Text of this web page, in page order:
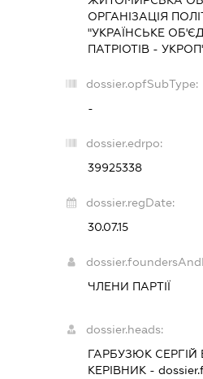
ОРГАНІЗАЦІЯ
"УКРАЇНСЬКЕ
ПАТРІОТІВ -
dossier.opfSubType:
-
dossier.edrpo:
39925338
dossier.regDate:
30.07.15
ЧЛЕНИ ПАРТІЇ
dossier.heads:
ГАРБУЗЮК
КЕРІВНИК -